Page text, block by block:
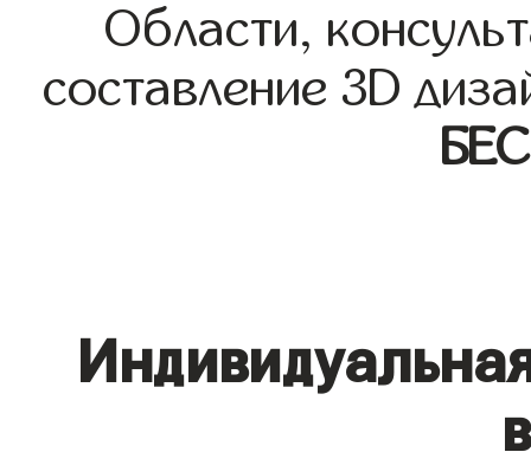
Области,
составление 3D